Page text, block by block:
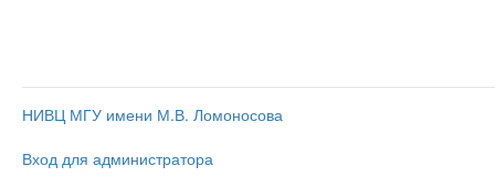
НИВЦ МГУ имени М.В. Ломоносова
Вход для администратора